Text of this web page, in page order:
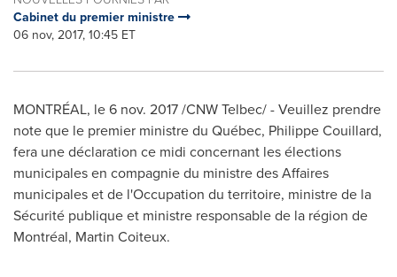
Cabinet du premier ministre
06 nov, 2017, 10:45 ET
MONTRÉAL, le6 nov. 2017/CNW Telbec/ - Veuillez prendre
note que le premier ministre du Québec, Philippe Couillard,
fera une déclaration ce midi concernant les élections
municipales en compagnie du ministre des Affaires
municipales et de l'Occupation du territoire, ministre de la
Sécurité publique et ministre responsable de la région de
Montréal, Martin Coiteux.